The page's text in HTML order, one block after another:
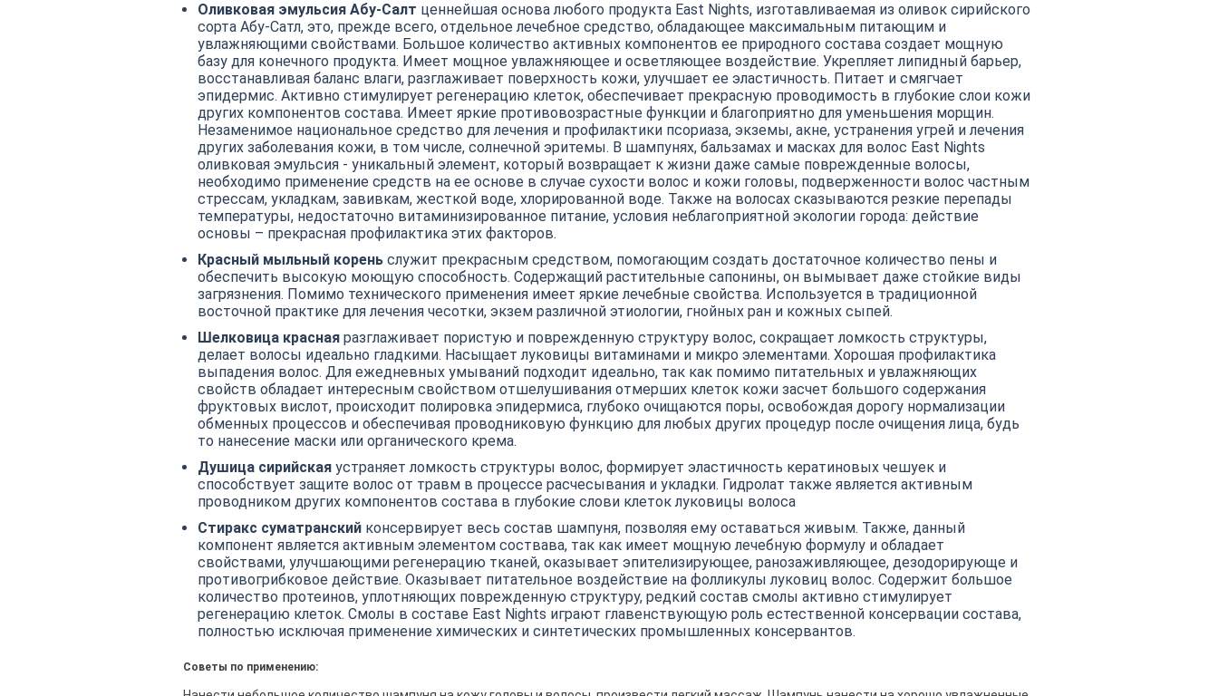
Оливковая эмульсия Абу-Салт ценнейшая основа любого продукта East Nights, изготавливаемая из оливок сирийского
сорта Абу-Сатл, это, прежде всего, отдельное лечебное средство, обладающее максимальным питающим и
увлажняющими свойствами. Большое количество активных компонентов ее природного состава создает мощную
базу для конечного продукта. Имеет мощное увлажняющее и осветляющее воздействие. Укрепляет липидный барьер,
восстанавливая баланс влаги, разглаживает поверхность кожи, улучшает ее эластичность. Питает и смягчает
эпидермис. Активно стимулирует регенерацию клеток, обеспечивает прекрасную проводимость в глубокие слои кожи
других компонентов состава. Имеет яркие противовозрастные функции и благоприятно для уменьшения морщин.
Незаменимое национальное средство для лечения и профилактики псориаза, экземы, акне, устранения угрей и лечения
других заболевания кожи, в том числе, солнечной эритемы. В шампунях, бальзамах и масках для волос East Nights
оливковая эмульсия - уникальный элемент, который возвращает к жизни даже самые поврежденные волосы,
необходимо применение средств на ее основе в случае сухости волос и кожи головы, подверженности волос частным
стрессам, укладкам, завивкам, жесткой воде, хлорированной воде. Также на волосах сказываются резкие перепады
температуры, недостаточно витаминизированное питание, условия неблагоприятной экологии города: действие
основы – прекрасная профилактика этих факторов.
Красный мыльный корень служит прекрасным средством, помогающим создать достаточное количество пены и
обеспечить высокую моющую способность. Содержащий растительные сапонины, он вымывает даже стойкие виды
загрязнения. Помимо технического применения имеет яркие лечебные свойства. Используется в традиционной
восточной практике для лечения чесотки, экзем различной этиологии, гнойных ран и кожных сыпей.
Шелковица красная разглаживает пористую и поврежденную структуру волос, сокращает ломкость структуры,
делает волосы идеально гладкими. Насыщает луковицы витаминами и микро элементами. Хорошая профилактика
выпадения волос. Для ежедневных умываний подходит идеально, так как помимо питательных и увлажняющих
свойств обладает интересным свойством отшелушивания отмерших клеток кожи засчет большого содержания
фруктовых вислот, происходит полировка эпидермиса, глубоко очищаются поры, освобождая дорогу нормализации
обменных процессов и обеспечивая проводниковую функцию для любых других процедур после очищения лица, будь
то нанесение маски или органического крема.
Душица сирийская устраняет ломкость структуры волос, формирует эластичность кератиновых чешуек и
способствует защите волос от травм в процессе расчесывания и укладки. Гидролат также является активным
проводником других компонентов состава в глубокие слови клеток луковицы волоса
Стиракс суматранский консервирует весь состав шампуня, позволяя ему оставаться живым. Также, данный
компонент является активным элементом соствава, так как имеет мощную лечебную формулу и обладает
свойствами, улучшающими регенерацию тканей, оказывает эпителизирующее, ранозаживляющее, дезодорирующе и
противогрибковое действие. Оказывает питательное воздействие на фолликулы луковиц волос. Содержит большое
количество протеинов, уплотняющих поврежденную структуру, редкий состав смолы активно стимулирует
регенерацию клеток. Смолы в составе East Nights играют главенствующую роль естественной консервации состава,
полностью исключая применение химических и синтетических промышленных консервантов.
Советы по применению: